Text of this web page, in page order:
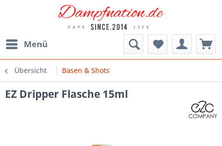
Menü
Übersicht Basen & Shots
EZ Dripper Flasche 15ml